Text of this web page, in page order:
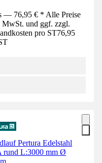
— 76,95 € * Alle Preise
und ggf. zzgl.
pro ST76,95
Pertura Edelstahl
rund L:3000 mm Ø